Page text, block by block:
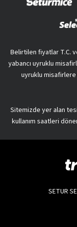
Belirtilen fiyatlar T.C.
yabancı uyruklu
uyruklu misafirlere
Sitemizde yer alan
kullanım saatleri
SETUR